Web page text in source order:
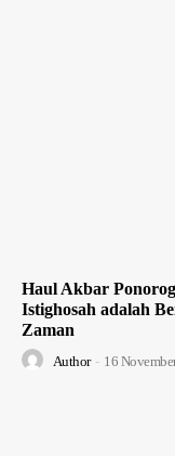
Haul Akbar
Istighosah adalah
Zaman
Author - 16